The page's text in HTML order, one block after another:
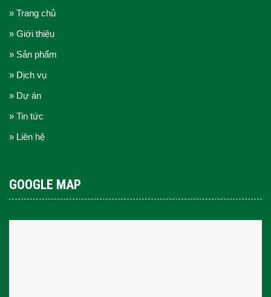
» Trang chủ
» Giới thiệu
» Sản phẩm
» Dịch vụ
» Dự án
» Tin tức
» Liên hệ
GOOGLE MAP